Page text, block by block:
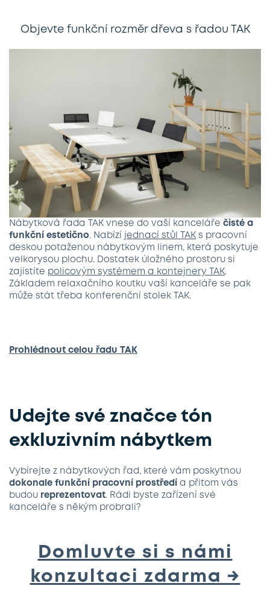
Objevte funkční rozměr dřeva s řadou TAK
Nábytková řada TAK vnese do vaší kanceláře čisté a
funkční estetično. Nabízí jednací stůl TAK s pracovní
deskou potaženou nábytkovým linem, která poskytuje
velkorysou plochu. Dostatek úložného prostoru si
zajistíte policovým systémem a kontejnery TAK.
Základem relaxačního koutku vaší kanceláře se pak
může stát třeba konferenční stolek TAK.
Prohlédnout celou řadu TAK
Udejte své značce tón
exkluzivním nábytkem
Vybírejte z nábytkových řad, které vám poskytnou
dokonale funkční pracovní prostředí a přitom vás
budou reprezentovat. Rádi byste zařízení své
kanceláře s někým probrali?
Domluvte si s námi
konzultaci zdarma →